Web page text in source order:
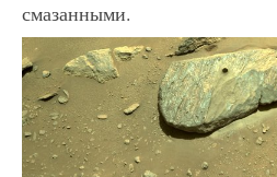
смазанными.